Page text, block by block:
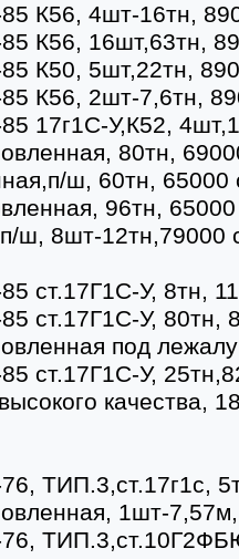
К56, 4шт-16тн,
К56, 16шт,63тн,
К50, 5шт,22тн,
К56, 2шт-7,6тн,
17г1С-У,К52,
80тн,
ш, 60тн, 65000
96тн,
ш, 8шт-12тн,79000
ст.17Г1С-У, 8тн,
ст.17Г1С-У, 80тн,
под
ст.17Г1С-У,
качества,
ТИП.3,ст.17г1с,
1шт-